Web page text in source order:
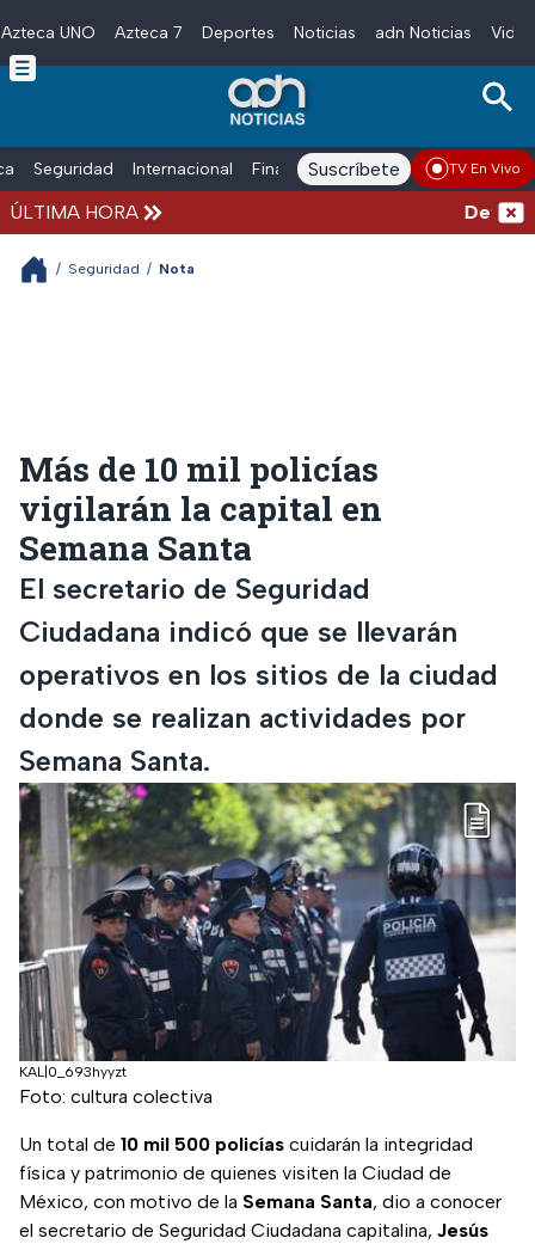
Skip to main content
Azteca UNO Azteca 7 Deportes Noticias adn Noticias
Seguridad Internacional Finanzas adn Noticias Radio
Suscríbete TV En Vivo
ÚLTIMA HORA
/ Seguridad / Nota
Más de 10 mil policías
vigilarán la capital en
Semana Santa
El secretario de Seguridad
Ciudadana indicó que se llevarán
operativos en los sitios de la ciudad
donde se realizan actividades por
Semana Santa.
KAL|0_693hyyzt
Foto: cultura colectiva
Un total de 10 mil 500 policías cuidarán la integridad
física y patrimonio de quienes visiten la Ciudad de
México, con motivo de la Semana Santa, dio a conocer
el secretario de Seguridad Ciudadana capitalina, Jesús